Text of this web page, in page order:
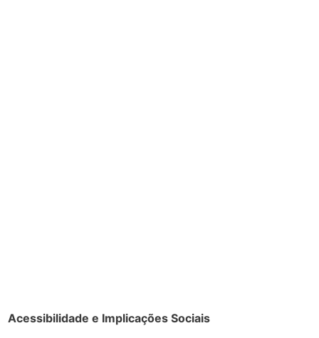
Acessibilidade e Implicações Sociais